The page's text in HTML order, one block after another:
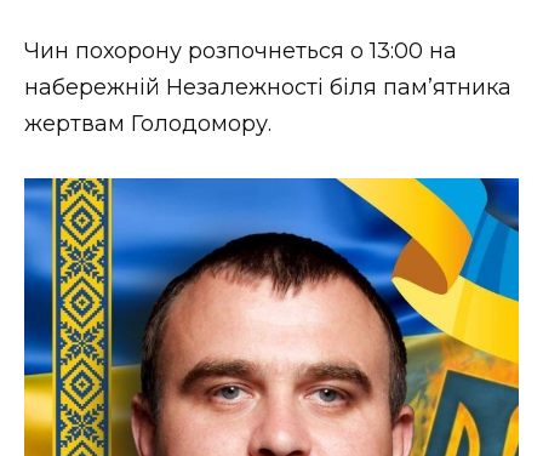
ЗАКАРПАТСЬКІ НОВИНИ
НОВИНИ ЗАХІДНОЇ УКРАЇНИ
ФОТО
ВІДЕО
Чин похорону розпочнеться о 13:00 на
набережній Незалежності біля памʼятника
жертвам Голодомору.